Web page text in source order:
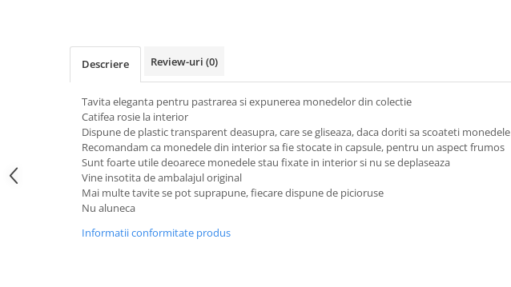
Folii pentru stocare bancnote, la
Folii tip poseta, pentru bancnote,
cu 1 buzunar
Bancnote straine
Bancnote Africa
Bancnote America
Descriere Review-uri (0)
Tavita eleganta pentru pastrarea si expunerea monedelor din colectie
Catifea rosie la interior
Dispune de plastic transparent deasupra, care se gliseaza, daca doriti sa scoateti monedele
Recomandam ca monedele din interior sa fie stocate in capsule, pentru un aspect frumos
Sunt foarte utile deoarece monedele stau fixate in interior si nu se deplaseaza
Vine insotita de ambalajul original
Mai multe tavite se pot suprapune, fiecare dispune de picioruse
Nu aluneca
Informatii conformitate produs